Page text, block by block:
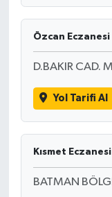
Özcan Eczanesi
D.BAKIR CAD.
Yol Tarifi Al
Kısmet Eczanesi
BATMAN